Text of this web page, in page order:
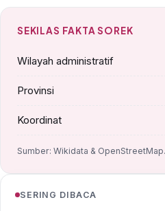
SEKILAS FAKTA SOREK
Wilayah administratif
Provinsi
Koordinat
Sumber: Wikidata &
SERING DIBACA